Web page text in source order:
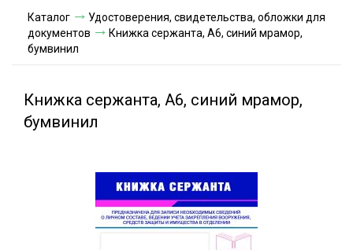
Условия доставки
Каталог
Удостоверения, свидетельства, обложки для
документов
Книжка сержанта, А6, синий мрамор,
бумвинил
Книжка сержанта, А6, синий мрамор,
бумвинил